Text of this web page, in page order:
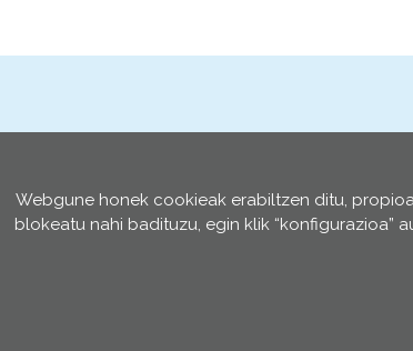
Webgune honek cookieak erabiltzen ditu,
blokeatu nahi badituzu, egin klik “konfigurazioa”